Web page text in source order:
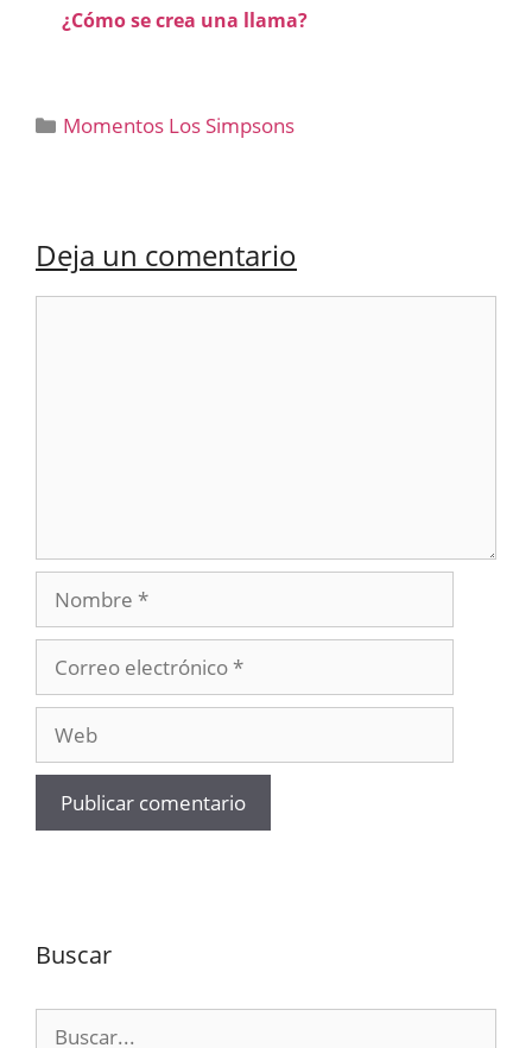
¿Cómo se crea una llama?
Categorías
Momentos Los Simpsons
Deja un comentario
Nombre
electrónico
Buscar